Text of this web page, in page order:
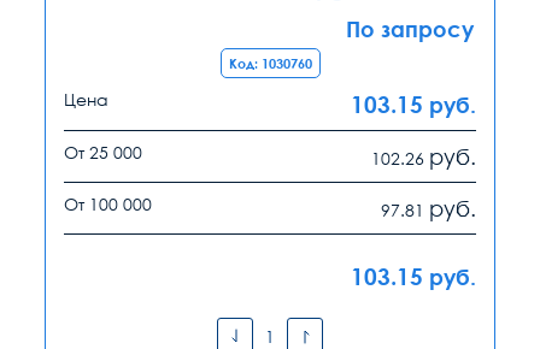
По запросу
Код: 1030760
Цена 103.15 руб.
От 25 000 102.26 руб.
От 100 000 97.81 руб.
103.15 руб.